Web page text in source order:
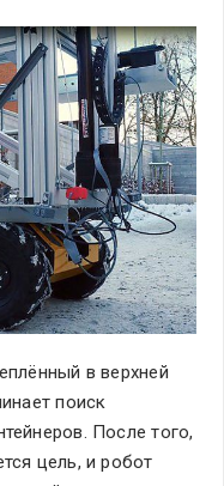
в верхней
поиск
После того,
цель, и робот